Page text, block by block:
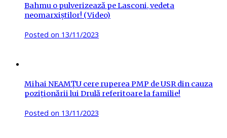
Bahmu o pulverizează pe Lasconi, vedeta
neomarxiștilor! (Video)
Posted on 13/11/2023
Mihai NEAMȚU cere ruperea PMP de USR din cauza
poziționării lui Drulă referitoare la familie!
Posted on 13/11/2023